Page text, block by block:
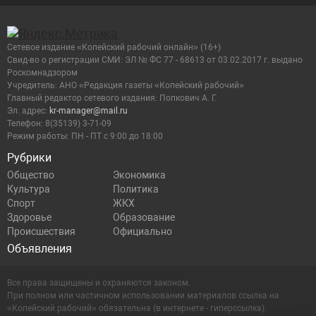
Рубрики
Общество
Экономика
Культура
Политика
Спорт
ЖКХ
Здоровье
Образование
Происшествия
Официально
Объявления
Сетевое издание «Копейский рабочий онлайн» (16+)
Cвид-во о регистрации СМИ: ЭЛ № ФС 77 - 68613 от 03.02.2017 г. выдано
Роскомнадзором
Учредитель: АНО «Редакция газеты «Копейский рабочий»
Главный редактор сетевого издания: Попкович А. Г.
Эл. адрес: kr-manager@mail.ru
Телефон: 8(35139) 3-71-09
Режим работы: ПН - ПТ с 9:00 до 18:00
Все права защищены и охраняются законом.
При полном или частичном использовании материалов ссылка на
«Копейский рабочий» обязательна (в интернете - гиперссылка).